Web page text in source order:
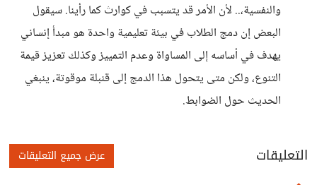
والنفسية،.. لأن الأمر قد يتسبب في كوارث كما رأينا. سيقول
البعض إن دمج الطلاب في بيئة تعليمية واحدة هو مبدأ إنساني
يهدف في أساسه إلى المساواة وعدم التمييز وكذلك تعزيز قيمة
التنوع، ولكن متى يتحول هذا الدمج إلى قنبلة موقوتة، ينبغي
الحديث حول الضوابط.
التعليقات عرض جميع التعليقات